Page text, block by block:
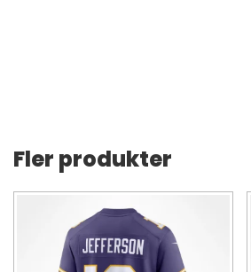
Fler produkter